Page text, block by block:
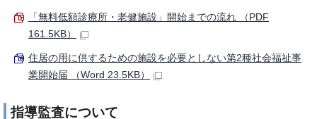
「無料低額診療所・老健施設」開始までの流れ （PDF
161.5KB）
住居の用に供するための施設を必要としない第2種社会福祉事
業開始届 （Word 23.5KB）
指導監査について